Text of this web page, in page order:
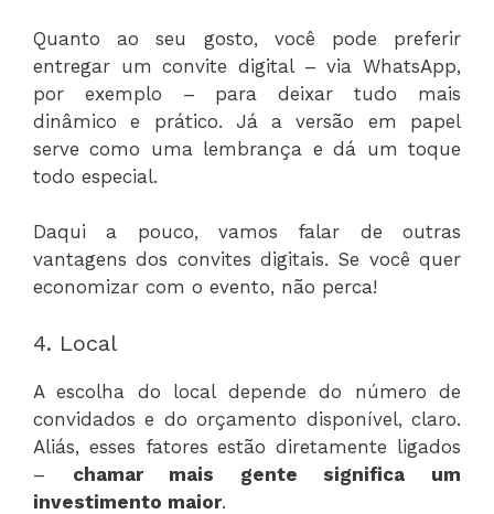
Quanto ao seu gosto, você pode preferir
entregar um convite digital – via WhatsApp,
por exemplo – para deixar tudo mais
dinâmico e prático. Já a versão em papel
serve como uma lembrança e dá um toque
todo especial.
Daqui a pouco, vamos falar de outras
vantagens dos convites digitais. Se você quer
economizar com o evento, não perca!
4. Local
A escolha do local depende do número de
convidados e do orçamento disponível, claro.
Aliás, esses fatores estão diretamente ligados
– chamar mais gente significa um
investimento maior.